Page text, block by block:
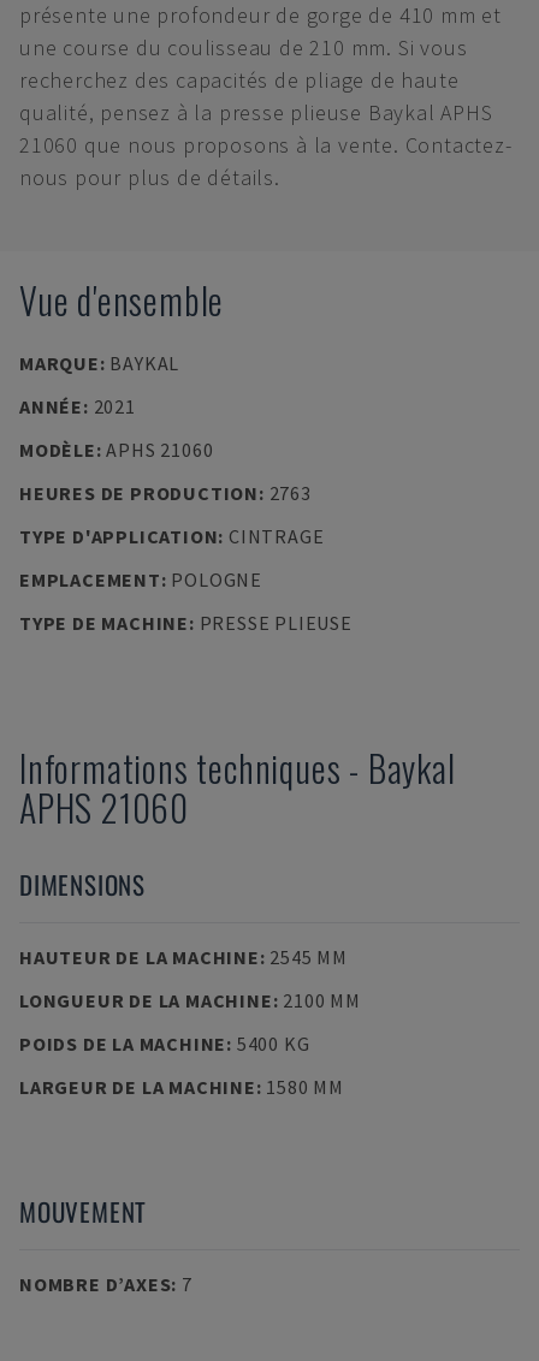
présente une profondeur de gorge de 410 mm et
une course du coulisseau de 210 mm. Si vous
recherchez des capacités de pliage de haute
qualité, pensez à la presse plieuse Baykal APHS
21060 que nous proposons à la vente. Contactez-
nous pour plus de détails.
Vue d'ensemble
MARQUE: BAYKAL
ANNÉE: 2021
MODÈLE:APHS 21060
HEURES DE PRODUCTION: 2763
TYPE D'APPLICATION: CINTRAGE
EMPLACEMENT: POLOGNE
TYPE DE MACHINE: PRESSE PLIEUSE
Informations techniques - Baykal
APHS 21060
DIMENSIONS
HAUTEUR DE LA MACHINE: 2545 MM
LONGUEUR DE LA MACHINE: 2100 MM
POIDS DE LA MACHINE: 5400 KG
LARGEUR DE LA MACHINE: 1580 MM
MOUVEMENT
NOMBRE D’AXES: 7